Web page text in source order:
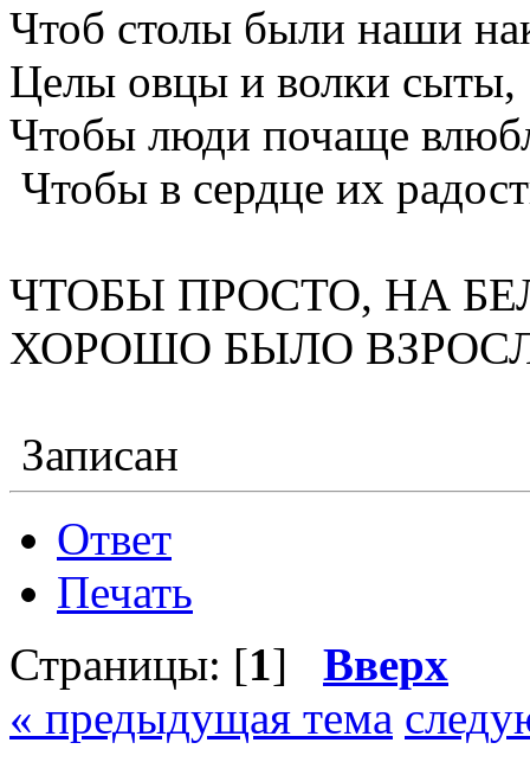
Чтоб столы были наши
Целы овцы и волки сыты,
Чтобы люди почаще
Чтобы в сердце их
ЧТОБЫ ПРОСТО, НА
ХОРОШО БЫЛО
Записан
Ответ
Печать
Страницы: [1] Вверх
« предыдущая тема